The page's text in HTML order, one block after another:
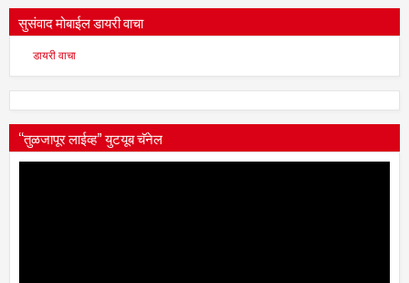
सुसंवाद मोबाईल डायरी वाचा
डायरी वाचा
“तुळजापूर लाईव्ह” युटयूब चॅनेल